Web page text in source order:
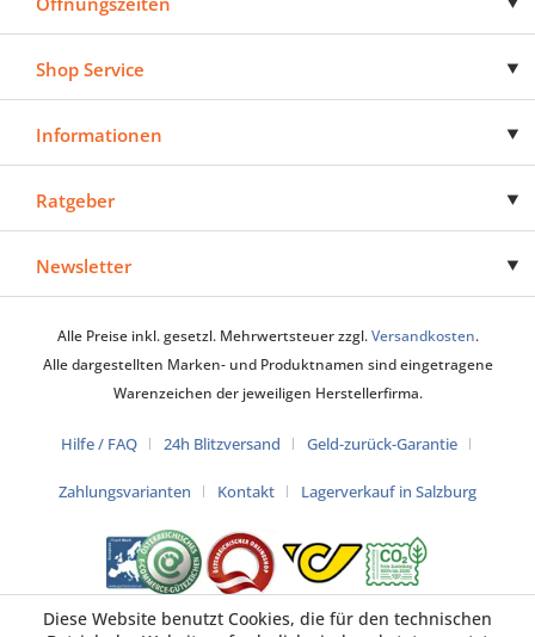
Shop Service
Informationen
Ratgeber
Newsletter
Alle Preise inkl. gesetzl. Mehrwertsteuer zzgl.Versandkosten.
Alle dargestellten Marken- und Produktnamen sind eingetragene
Warenzeichen der jeweiligen Herstellerfirma.
Hilfe / FAQ 24h Blitzversand Geld-zurück-Garantie
Zahlungsvarianten Kontakt Lagerverkauf in Salzburg
Diese Website benutzt Cookies, die für den technischen